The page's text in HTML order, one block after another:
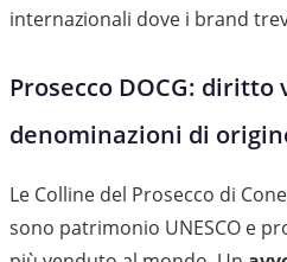
internazionali dove i brand
Prosecco DOCG:
denominazioni di
Le Colline del Prosecco di
sono patrimonio UNESCO e